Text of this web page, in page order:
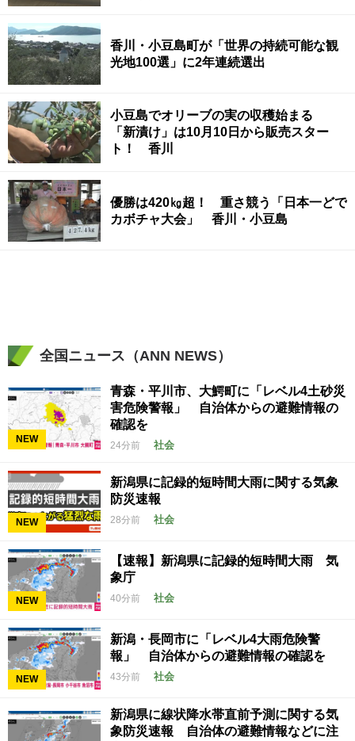
香川・小豆島町が「世界の持続可能な観
光地100選」に2年連続選出
小豆島でオリーブの実の収穫始まる
「新漬け」は10月10日から販売スター
ト！ 香川
優勝は420㎏超！ 重さ競う「日本一どで
カボチャ大会」 香川・小豆島
全国ニュース（ANN NEWS）
NEW
青森・平川市、大鰐町に「レベル4土砂災
害危険警報」 自治体からの避難情報の
確認を
24分前 社会
NEW
新潟県に記録的短時間大雨に関する気象
防災速報
28分前 社会
NEW
【速報】新潟県に記録的短時間大雨 気
象庁
40分前 社会
NEW
新潟・長岡市に「レベル4大雨危険警
報」 自治体からの避難情報の確認を
43分前 社会
新潟県に線状降水帯直前予測に関する気
象防災速報 自治体の避難情報などに注